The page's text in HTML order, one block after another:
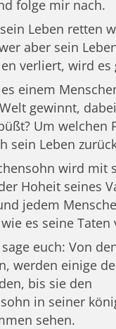
folge mir nach.
Leben retten
aber sein
verliert, wird es
einem
gewinnt,
Um welchen
sein Leben
wird mit
Hoheit seines
jedem
es seine Taten
euch: Von
werden einige
bis sie den
in seiner
sehen.